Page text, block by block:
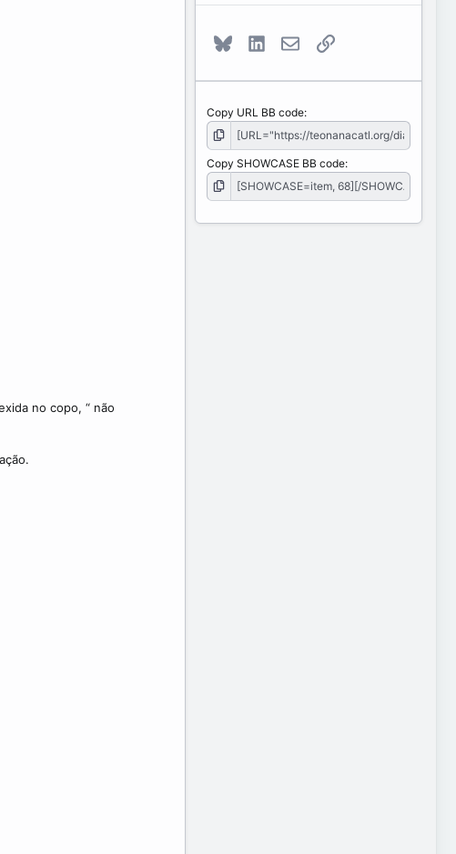
no copo, “ não
BlueskyLinkedInE-mailLink
Copy URL BB code
Copy SHOWCASE BB code